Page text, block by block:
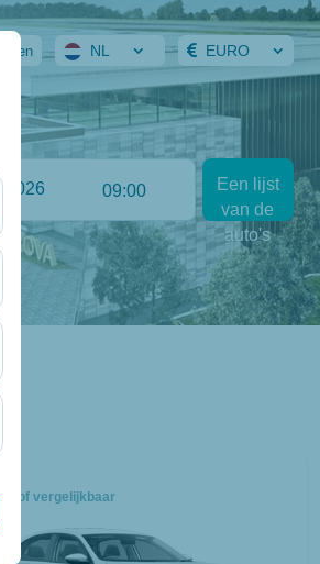
NL EURO
09:00
Een lijst
van de
auto's
of vergelijkbaar